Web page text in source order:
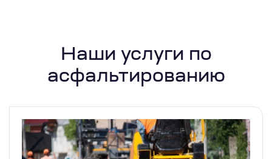
Наши услуги по
асфальтированию